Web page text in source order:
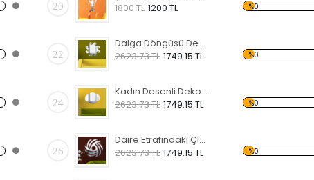
20
1800 TL 1200 TL %0
22
Dalga Döngüsü Dekoratif Kırılmaz Ayna
2623.73 TL 1749.15 TL %0
24
Kadın Desenli Dekoratif Kırılmaz Ayna
2623.73 TL 1749.15 TL %0
26
Daire Etrafındaki Çizgiler Dekoratif Kırılmaz Ayna
2623.73 TL 1749.15 TL %0